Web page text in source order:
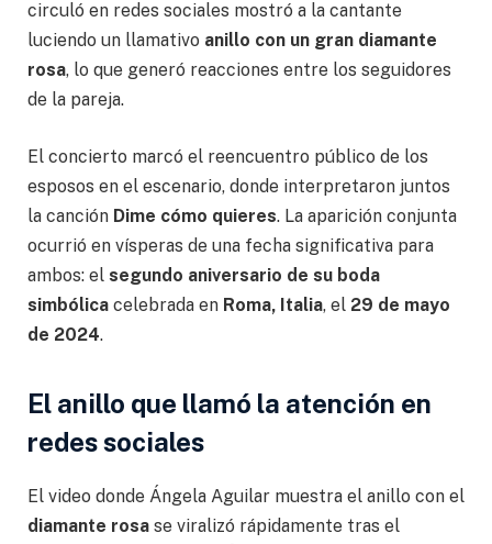
circuló en redes sociales mostró a la cantante
luciendo un llamativo anillo con un gran diamante
rosa, lo que generó reacciones entre los seguidores
de la pareja.
El concierto marcó el reencuentro público de los
esposos en el escenario, donde interpretaron juntos
la canción Dime cómo quieres. La aparición conjunta
ocurrió en vísperas de una fecha significativa para
ambos: el segundo aniversario de su boda
simbólica celebrada en Roma, Italia, el 29 de mayo
de 2024.
El anillo que llamó la atención en
redes sociales
El video donde Ángela Aguilar muestra el anillo con el
diamante rosa se viralizó rápidamente tras el